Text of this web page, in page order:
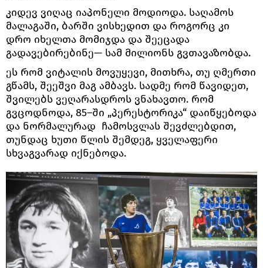
კიდევ ვიღაც იაპონელი მოდიოდა. საღამოს
მალაგაში, ბარში ვისხედით და როგორც კი
დრო იხელთა მომიჯდა და შეეცადა
გადავებირებინე— სამ მილიონს გვთავაზობდა.
ეს რომ ვიტალის მოვუყევი, მითხრა, თუ ღმერთი
გწამს, შეეშვი მაგ ამბავს. სადმე რომ წავიდეთ,
შვილებს ვეღარასდროს ვნახავთო. რომ
გვცოდნოდა, 85–ში „პერესტორიკა“ დაიწყებოდა
და ნორმალურად ჩამოსვლას შევძლებდით,
თუნდაც ხუთი წლის შემდეგ, ყველაფერი
სხვაგვარად იქნებოდა.